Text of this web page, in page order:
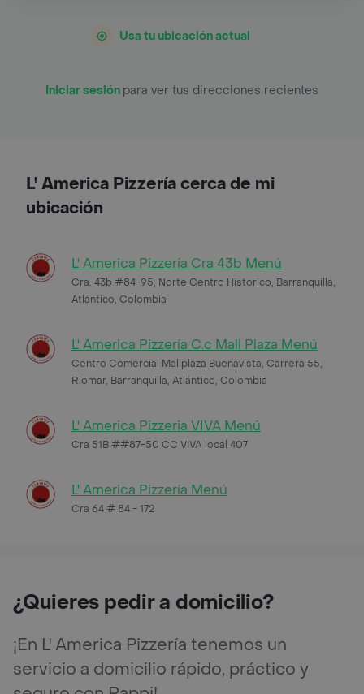
Usa tu ubicación actual
Iniciar sesión para ver tus direcciones recientes
L' America Pizzería cerca de mi
ubicación
L' America Pizzería Cra 43b Menú
Cra. 43b #84-95, Norte Centro Historico, Barranquilla,
Atlántico, Colombia
L' America Pizzería C.c Mall Plaza Menú
Centro Comercial Mallplaza Buenavista, Carrera 55,
Riomar, Barranquilla, Atlántico, Colombia
L' America Pizzeria VIVA Menú
Cra 51B ##87-50 CC VIVA local 407
L' America Pizzería Menú
Cra 64 # 84 - 172
¿Quieres pedir a domicilio?
¡En L' America Pizzería tenemos un
servicio a domicilio rápido, práctico y